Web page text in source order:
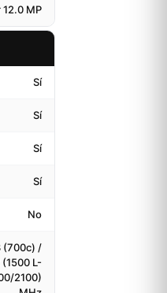
12.0 MP
Sí
Sí
Sí
Sí
No
(700c) /
L-
2100)